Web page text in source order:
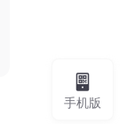
手机版